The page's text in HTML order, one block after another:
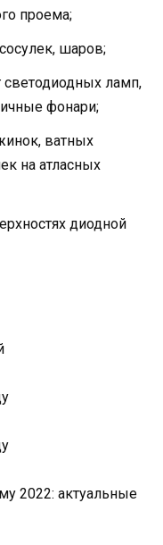
проема;
шаров;
светодиодных ламп,
фонари;
ватных
на атласных
диодной